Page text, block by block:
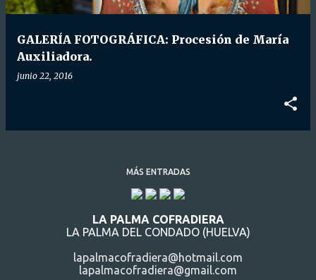
GALERÍA FOTOGRÁFICA: Procesión de María
Auxiliadora.
junio 22, 2016
MÁS ENTRADAS
LA PALMA COFRADIERA
LA PALMA DEL CONDADO (HUELVA)
lapalmacofradiera@hotmail.com
lapalmacofradiera@gmail.com